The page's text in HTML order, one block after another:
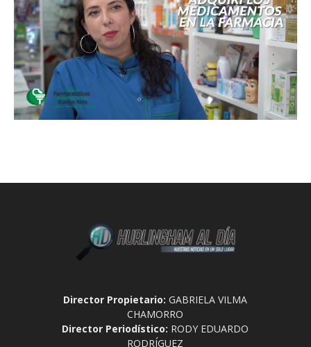
Director Propietario: GABRIELA VILMA
CHAMORRO
Director Periodístico: RODY EDUARDO
RODRÍGUEZ